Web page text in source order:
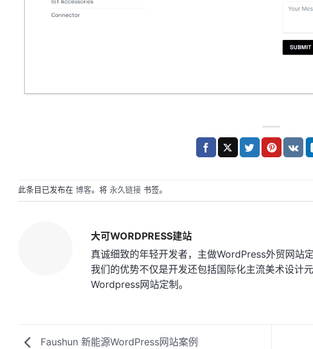
此条目已发布在 博客。将 永久链接 书签。
大可WORDPRESS建站
真诚细致的年轻开发者，主做WordPress外贸网站
我们的优势不仅是开发还包括国际化主流美术设计
Wordpress网站定制。
Faushun 新能源WordPress网站案例